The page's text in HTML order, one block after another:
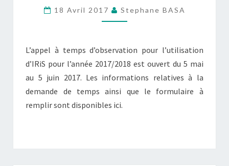
D’OBSERVATION
2017/2018
18 Avril 2017 Stephane BASA
L’appel à temps d’observation pour l’utilisation
d’IRiS pour l’année 2017/2018 est ouvert du 5 mai
au 5 juin 2017. Les informations relatives à la
demande de temps ainsi que le formulaire à
remplir sont disponibles ici.